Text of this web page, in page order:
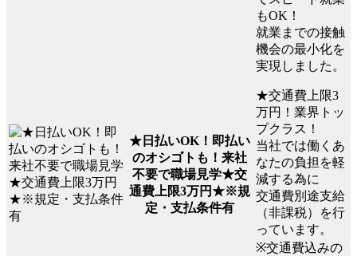
★日払いOK！即払い
のオシゴトも！来社
不要で職場見学★交
通費上限3万円★※規
定・支払条件有
もOK！
就業までの接触
機会の最小化を
実現しました。
★交通費上限3
万円！業界トッ
プクラス！
当社では働くあ
なたの負担を軽
減する為に
交通費別途支給
（非課税）を行
っています。
※交通費込みの